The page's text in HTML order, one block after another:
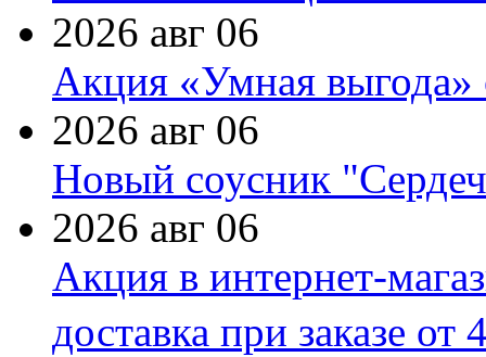
2026 авг 06
Акция «Умная выгода»
2026 авг 06
Новый соусник
2026 авг 06
Акция в интернет-
доставка при заказе от